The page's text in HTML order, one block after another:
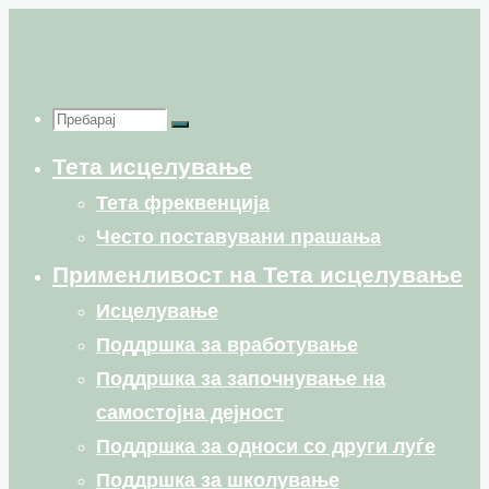
Пребарај
Пребарај
for:
Пребарај
Тета исцелување
Тета фреквенција
Често поставувани прашања
Применливост на Тета исцелување
Исцелување
Поддршка за вработување
Поддршка за започнување на
самостојна дејност
Поддршка за односи со други луѓе
Поддршка за школување